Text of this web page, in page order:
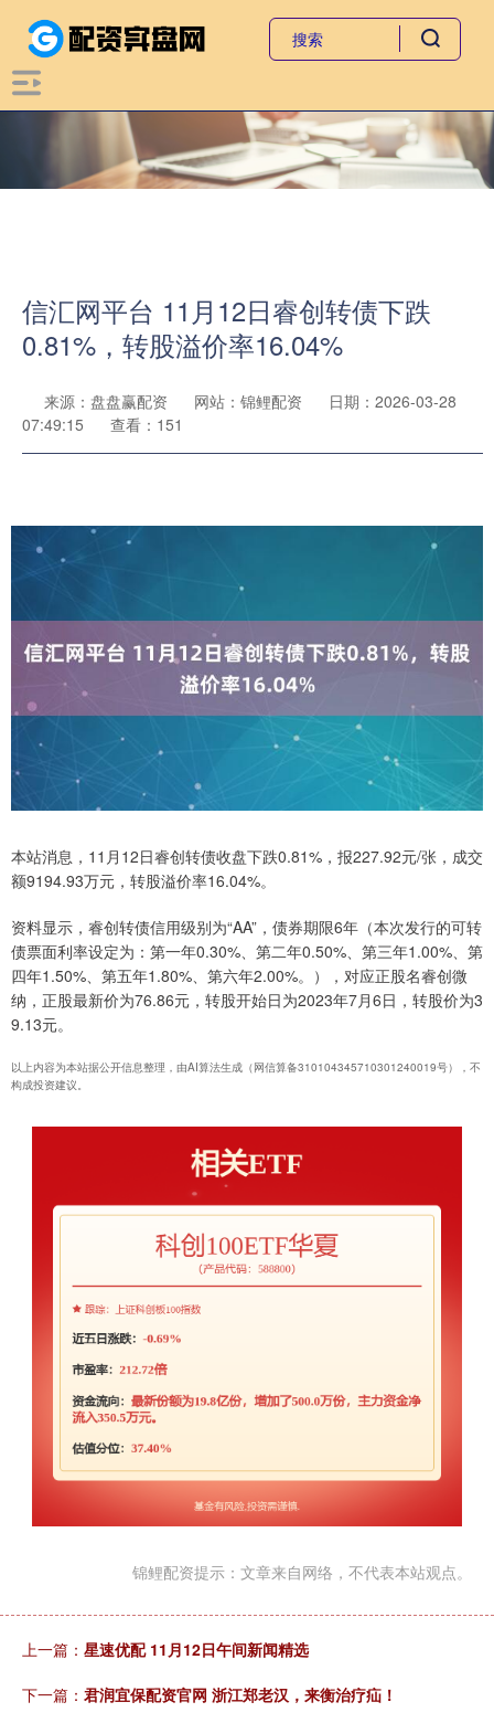
信汇网平台 11月12日睿创转债下跌
0.81%，转股溢价率16.04%
来源：盘盘赢配资 网站：锦鲤配资
日期：2026-03-28
07:49:15
查看：151
本站消息，11月12日睿创转债收盘下跌0.81%，报227.92元/张，成交
额9194.93万元，转股溢价率16.04%。
资料显示，睿创转债信用级别为“AA”，债券期限6年（本次发行的可转
债票面利率设定为：第一年0.30%、第二年0.50%、第三年1.00%、第
四年1.50%、第五年1.80%、第六年2.00%。），对应正股名睿创微
纳，正股最新价为76.86元，转股开始日为2023年7月6日，转股价为3
9.13元。
以上内容为本站据公开信息整理，由AI算法生成（网信算备310104345710301240019号），不
构成投资建议。
锦鲤配资提示：文章来自网络，不代表本站观点。
上一篇： 星速优配 11月12日午间新闻精选
下一篇： 君润宜保配资官网 浙江郑老汉，来衡治疗疝！